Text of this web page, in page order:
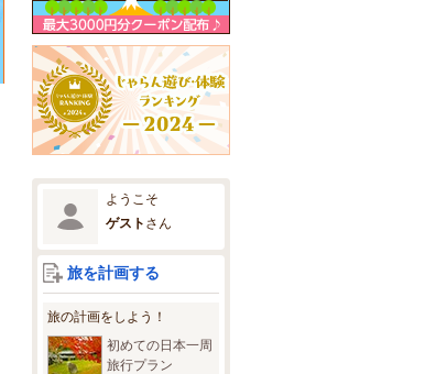
ようこそ
ゲスト さん
旅を計画する
旅の計画をしよう！
初めての日本一周
旅行プラン